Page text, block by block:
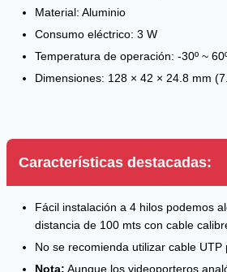
Material: Aluminio
Consumo eléctrico: 3 W
Temperatura de operación: -30º ~
Dimensiones: 128 × 42 × 24.8 mm
Características destacadas:
Fácil instalación a 4 hilos podemos
distancia de 100 mts con cable
No se recomienda utilizar cable UTP
Nota: Aunque los videoporteros